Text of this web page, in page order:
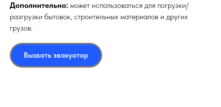
Дополнительно: может использоваться для погрузки/
разгрузки бытовок, строительных материалов и других
грузов.
Вызвать эвакуатор